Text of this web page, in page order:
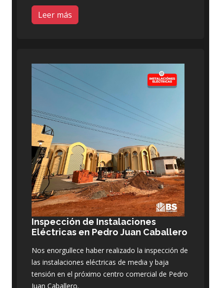
Leer más
Inspección de Instalaciones
Eléctricas en Pedro Juan Caballero
Nos enorgullece haber realizado la inspección de
las instalaciones eléctricas de media y baja
tensión en el próximo centro comercial de Pedro
Juan Caballero.